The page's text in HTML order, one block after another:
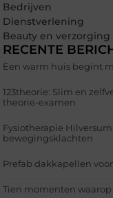
Bedrijven
Dienstverlening
Beauty en verzorging
RECENTE
Een warm huis begint
123theorie: Slim en
theorie-examen
Fysiotherapie
bewegingsklachten
Prefab dakkapellen
Tien momenten